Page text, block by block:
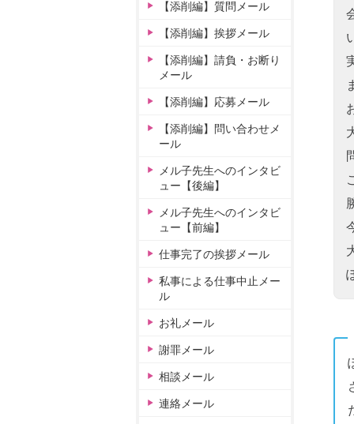
【添削編】質問メール
【添削編】挨拶メール
【添削編】請負・お断り
メール
【添削編】応募メール
【添削編】問い合わせメ
ール
メル子先生へのインタビ
ュー【後編】
メル子先生へのインタビ
ュー【前編】
仕事完了の挨拶メール
私事による仕事中止メー
ル
お礼メール
謝罪メール
相談メール
連絡メール